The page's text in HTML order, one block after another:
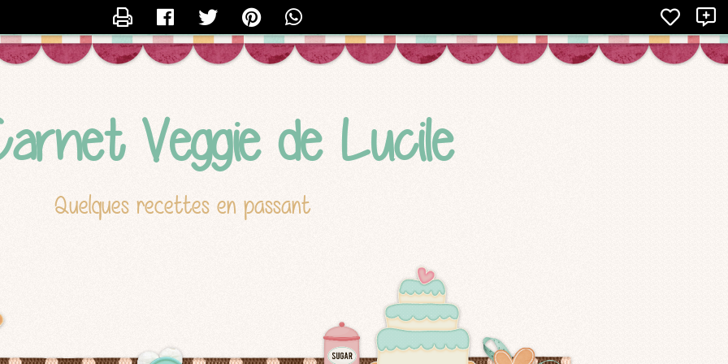
Veggie de Lucile
Quelques recettes en passant
X
CONTACTER LUCILE